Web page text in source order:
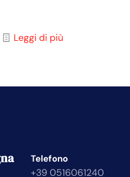
Leggi di più
Telefono
+39 0516061240